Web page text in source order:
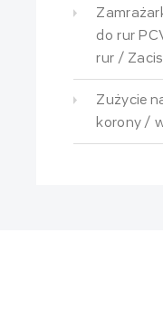
do rur
rur /
Zużycie
korony /